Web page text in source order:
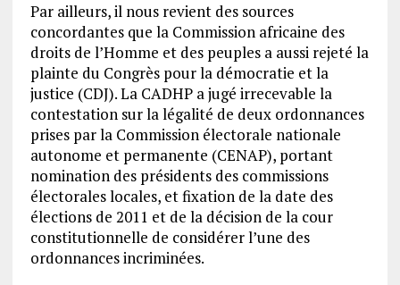
Par ailleurs, il nous revient des sources
concordantes que la Commission africaine des
droits de l’Homme et des peuples a aussi rejeté la
plainte du Congrès pour la démocratie et la
justice (CDJ). La CADHP a jugé irrecevable la
contestation sur la légalité de deux ordonnances
prises par la Commission électorale nationale
autonome et permanente (CENAP), portant
nomination des présidents des commissions
électorales locales, et fixation de la date des
élections de 2011 et de la décision de la cour
constitutionnelle de considérer l’une des
ordonnances incriminées.